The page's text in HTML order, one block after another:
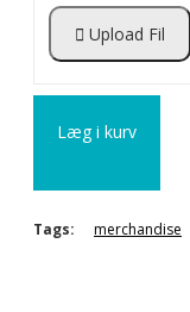
Upload Fil
Læg i kurv
Tags: merchandise